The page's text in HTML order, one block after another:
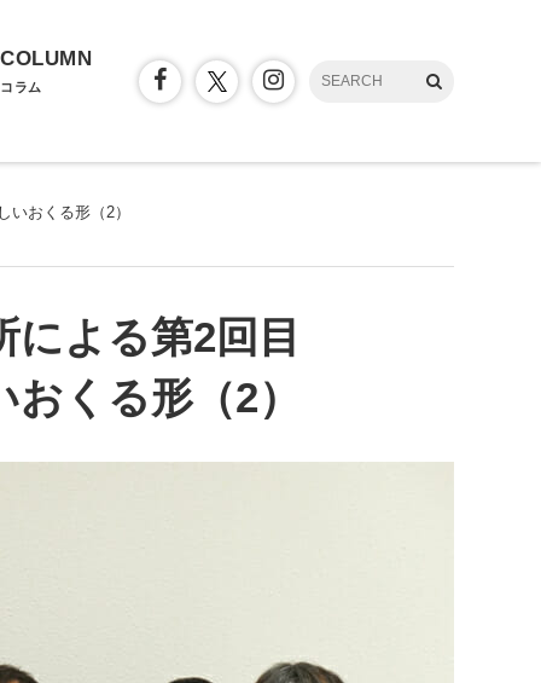
COLUMN
コラム
おくる形（2）
よる第2回目
くる形（2）